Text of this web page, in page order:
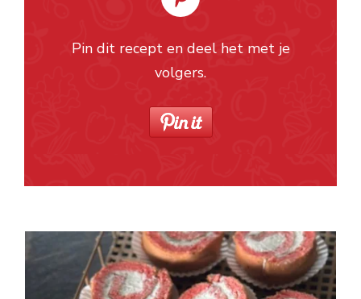
Pin dit recept en deel het met je
volgers.